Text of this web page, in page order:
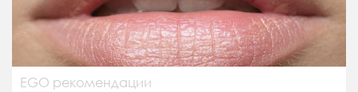
EGO рекомендации